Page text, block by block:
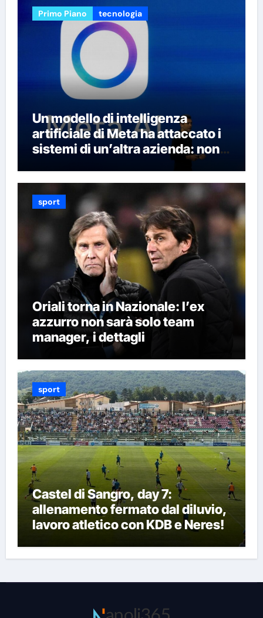
Primo Piano tecnologia
Un modello di intelligenza
artificiale di Meta ha attaccato i
sistemi di un’altra azienda: non è
la prima volta che succede
sport
Oriali torna in Nazionale: l’ex
azzurro non sarà solo team
manager, i dettagli
sport
Castel di Sangro, day 7:
allenamento fermato dal diluvio,
lavoro atletico con KDB e Neres!